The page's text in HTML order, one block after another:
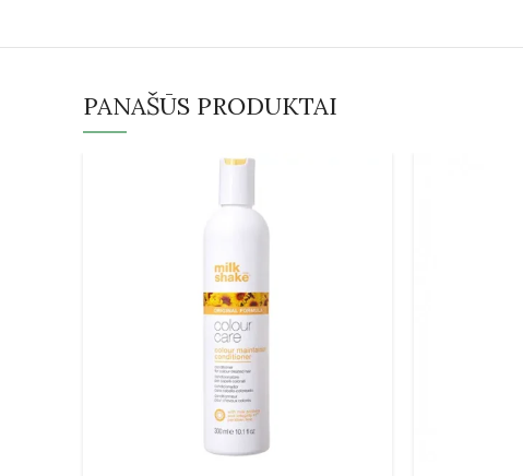
PANAŠŪS PRODUKTAI